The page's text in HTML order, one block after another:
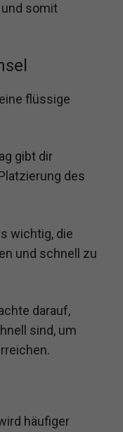
somit
flüssige
gibt dir
des
wichtig, die
und schnell zu
darauf,
sind, um
häufiger